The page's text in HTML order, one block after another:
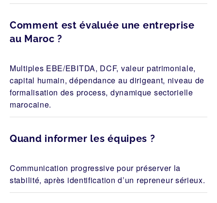
Comment est évaluée une entreprise
au Maroc ?
Multiples EBE/EBITDA, DCF, valeur patrimoniale,
capital humain, dépendance au dirigeant, niveau de
formalisation des process, dynamique sectorielle
marocaine.
Quand informer les équipes ?
Communication progressive pour préserver la
stabilité, après identification d’un repreneur sérieux.